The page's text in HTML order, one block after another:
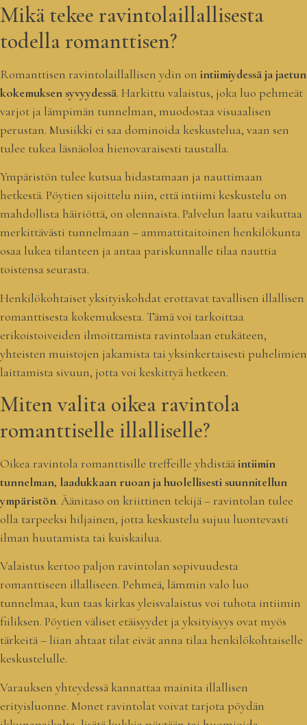
Mikä tekee ravintolaillallisesta
todella romanttisen?
Romanttisen ravintolaillallisen ydin on intiimiydessä ja jaetun
kokemuksen syvyydessä. Harkittu valaistus, joka luo pehmeät
varjot ja lämpimän tunnelman, muodostaa visuaalisen
perustan. Musiikki ei saa dominoida keskustelua, vaan sen
tulee tukea läsnäoloa hienovaraisesti taustalla.
Ympäristön tulee kutsua hidastamaan ja nauttimaan
hetkestä. Pöytien sijoittelu niin, että intiimi keskustelu on
mahdollista häiriöttä, on olennaista. Palvelun laatu vaikuttaa
merkittävästi tunnelmaan – ammattitaitoinen henkilökunta
osaa lukea tilanteen ja antaa pariskunnalle tilaa nauttia
toistensa seurasta.
Henkilökohtaiset yksityiskohdat erottavat tavallisen illallisen
romanttisesta kokemuksesta. Tämä voi tarkoittaa
erikoistoiveiden ilmoittamista ravintolaan etukäteen,
yhteisten muistojen jakamista tai yksinkertaisesti puhelimien
laittamista sivuun, jotta voi keskittyä hetkeen.
Miten valita oikea ravintola
romanttiselle illalliselle?
Oikea ravintola romanttisille treffeille yhdistääintiimin
tunnelman, laadukkaan ruoan ja huolellisesti suunnitellun
ympäristön. Äänitaso on kriittinen tekijä – ravintolan tulee
olla tarpeeksi hiljainen, jotta keskustelu sujuu luontevasti
ilman huutamista tai kuiskailua.
Valaistus kertoo paljon ravintolan sopivuudesta
romanttiseen illalliseen. Pehmeä, lämmin valo luo
tunnelmaa, kun taas kirkas yleisvalaistus voi tuhota intiimin
fiiliksen. Pöytien väliset etäisyydet ja yksityisyys ovat myös
tärkeitä – liian ahtaat tilat eivät anna tilaa henkilökohtaiselle
keskustelulle.
Varauksen yhteydessä kannattaa mainita illallisen
erityisluonne. Monet ravintolat voivat tarjota pöydän